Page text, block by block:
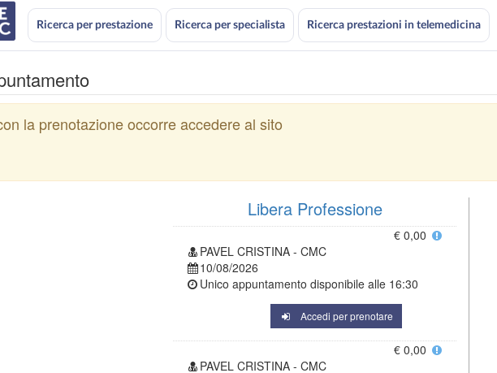
Ricerca per prestazione Ricerca per specialista Ricerca prestazioni in telemedicina
la prenotazione occorre accedere al sito
Libera Professione
€ 0,00
PAVEL CRISTINA - CMC
10/08/2026
Unico appuntamento disponibile alle 16:30
Accedi per prenotare
€ 0,00
PAVEL CRISTINA - CMC